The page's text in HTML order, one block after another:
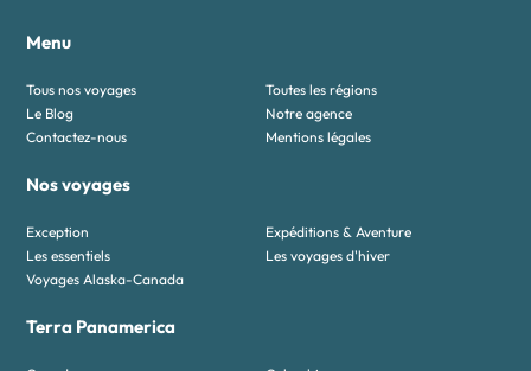
Menu
Tous nos voyages
Toutes les régions
Le Blog
Notre agence
Contactez-nous
Mentions légales
Nos voyages
Exception
Expéditions & Aventure
Les essentiels
Les voyages d'hiver
Voyages Alaska-Canada
Terra Panamerica